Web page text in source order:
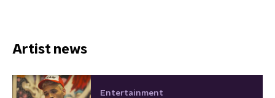
Artist news
Entertainment